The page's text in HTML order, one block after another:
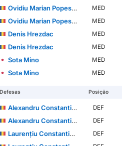
Ovidiu Marian Popescu
MED
Ovidiu Marian Popescu
MED
Denis Hrezdac
MED
Denis Hrezdac
MED
Sota Mino
MED
Sota Mino
MED
Defesas Posição
Alexandru Constantin Benga DEF
Alexandru Constantin Benga
DEF
Laurențiu Constantin Vlăsceanu
DEF